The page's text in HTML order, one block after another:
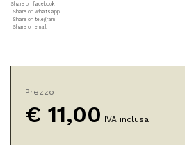
Share on facebook
Share on whatsapp
Share on telegram
Share on email
Prezzo
€ 11,00 IVA inclusa